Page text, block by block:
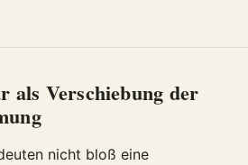
als Verschiebung der
nicht bloß eine